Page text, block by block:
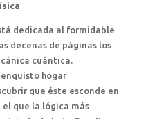
dedicada al formidable
decenas de páginas los
cuántica.
hogar
que éste esconde en
que la lógica más